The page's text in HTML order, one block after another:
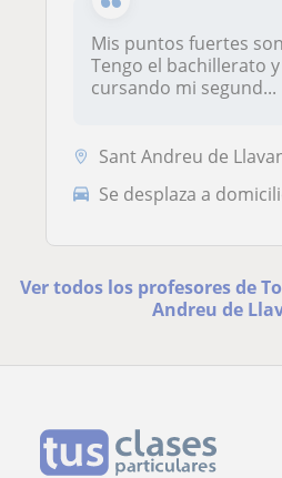
Mis puntos fuertes
Tengo el bachillerato
cursando mi segund...
Sant Andreu de Llavaneres, Caldes
Se desplaza a
Ver todos los profesores de
Andreu de